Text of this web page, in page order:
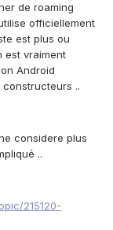
de roaming
officiellement
est plus ou
est vraiment
Android
..
considere plus
..
215120-